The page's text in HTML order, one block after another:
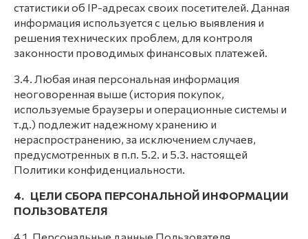
статистики об IP-адресах своих посетителей. Данная
информация используется с целью выявления и
решения технических проблем, для контроля
законности проводимых финансовых платежей.
3.4. Любая иная персональная информация
неоговоренная выше (история покупок,
используемые браузеры и операционные системы и
т.д.) подлежит надежному хранению и
нераспространению, за исключением случаев,
предусмотренных в п.п. 5.2. и 5.3. настоящей
Политики конфиденциальности.
4. ЦЕЛИ СБОРА ПЕРСОНАЛЬНОЙ ИНФОРМАЦИИ
ПОЛЬЗОВАТЕЛЯ